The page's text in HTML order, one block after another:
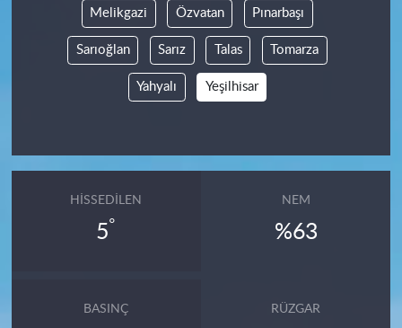
Melikgazi Özvatan Pınarbaşı
Sarıoğlan Sarız Talas Tomarza
Yahyalı Yeşilhisar
HISSEDILEN
5°
NEM
%63
BASINÇ RÜZGAR